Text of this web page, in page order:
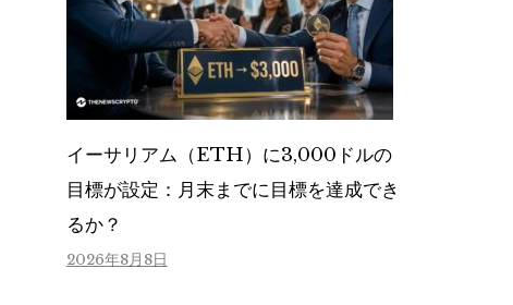
イーサリアム（ETH）に3,000ドルの
目標が設定：月末までに目標を達成でき
るか？
2026年8月8日